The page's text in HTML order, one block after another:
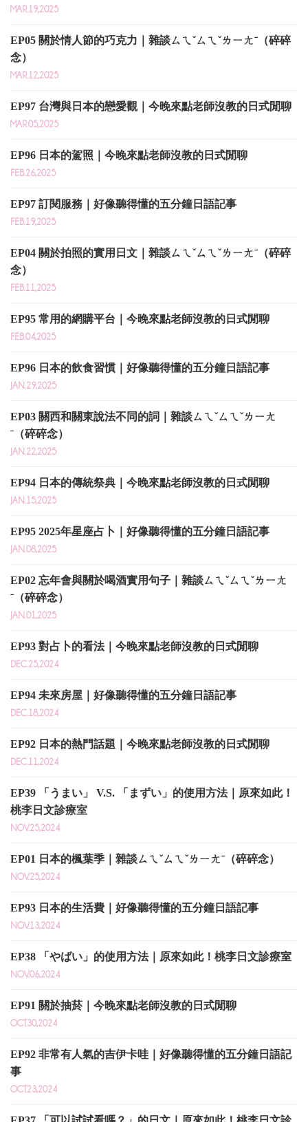
MAR.19,2025
EP05 關於情人節的巧克力｜雜談ㄙㄟˇㄙㄟˇㄌㄧㄤˉ（碎碎
念）
MAR.12,2025
EP97 台灣與日本的戀愛觀｜今晚來點老師沒教的日式閒聊
MAR.05,2025
EP96 日本的駕照｜今晚來點老師沒教的日式閒聊
FEB.26,2025
EP97 訂閱服務｜好像聽得懂的五分鐘日語記事
FEB.19,2025
EP04 關於拍照的實用日文｜雜談ㄙㄟˇㄙㄟˇㄌㄧㄤˉ（碎碎
念）
FEB.11,2025
EP95 常用的網購平台｜今晚來點老師沒教的日式閒聊
FEB.04,2025
EP96 日本的飲食習慣｜好像聽得懂的五分鐘日語記事
JAN.29,2025
EP03 關西和關東說法不同的詞｜雜談ㄙㄟˇㄙㄟˇㄌㄧㄤ
ˉ（碎碎念）
JAN.22,2025
EP94 日本的傳統祭典｜今晚來點老師沒教的日式閒聊
JAN.15,2025
EP95 2025年星座占卜｜好像聽得懂的五分鐘日語記事
JAN.08,2025
EP02 忘年會與關於喝酒實用句子｜雜談ㄙㄟˇㄙㄟˇㄌㄧㄤ
ˉ（碎碎念）
JAN.01,2025
EP93 對占卜的看法｜今晚來點老師沒教的日式閒聊
DEC.25,2024
EP94 未來房屋｜好像聽得懂的五分鐘日語記事
DEC.18,2024
EP92 日本的熱門話題｜今晚來點老師沒教的日式閒聊
DEC.11,2024
EP39 「うまい」 V.S. 「まずい」的使用方法｜原來如此！
桃李日文診療室
NOV.25,2024
EP01 日本的楓葉季｜雜談ㄙㄟˇㄙㄟˇㄌㄧㄤˉ（碎碎念）
NOV.25,2024
EP93 日本的生活費｜好像聽得懂的五分鐘日語記事
NOV.13,2024
EP38 「やばい」的使用方法｜原來如此！桃李日文診療室
NOV.06,2024
EP91 關於抽菸｜今晚來點老師沒教的日式閒聊
OCT.30,2024
EP92 非常有人氣的吉伊卡哇｜好像聽得懂的五分鐘日語記
事
OCT.23,2024